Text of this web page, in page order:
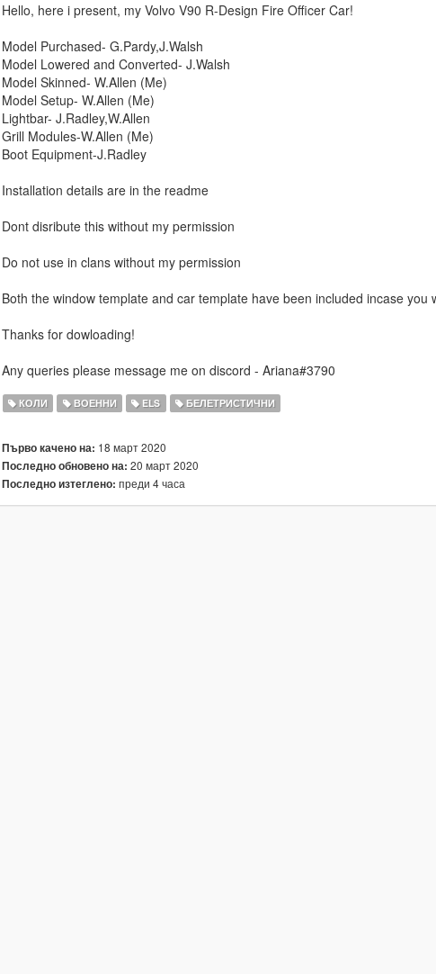
Hello, here i present, my Volvo V90 R-Design Fire Officer Car!
Model Purchased- G.Pardy,J.Walsh
Model Lowered and Converted- J.Walsh
Model Skinned- W.Allen (Me)
Model Setup- W.Allen (Me)
Lightbar- J.Radley,W.Allen
Grill Modules-W.Allen (Me)
Boot Equipment-J.Radley
Installation details are in the readme
Dont disribute this without my permission
Do not use in clans without my permission
Both the window template and car template have been included incase you
Thanks for dowloading!
Any queries please message me on discord - Ariana#3790
КОЛИ ВОЕННИ ELS БЕЛЕТРИСТИЧНИ
Първо качено на: 18 март 2020
Последно обновено на: 20 март 2020
Последно изтеглено: преди 4 часа